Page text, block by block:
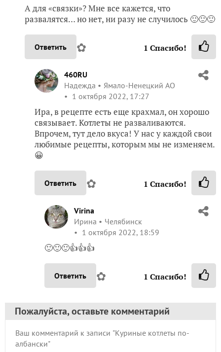
А для «связки»? Мне все кажется, что
развалятся… но нет, ни разу не случилось 🙂🙂🙂
Ответить ✿ 1 Спасибо!
460RU
Надежда
Ямало-Ненецкий АО
1 октября 2022, 17:27
Ира, в рецепте есть еще крахмал, он хорошо
связывает. Котлеты не разваливаются.
Впрочем, тут дело вкуса! У нас у каждой свои
любимые рецепты, которым мы не изменяем.
😀
Ответить ✿ 1 Спасибо!
Virina
Ирина
Челябинск
1 октября 2022, 18:59
🙂🙂🙂👍👍👍
Ответить ✿ 1 Спасибо!
Пожалуйста, оставьте комментарий